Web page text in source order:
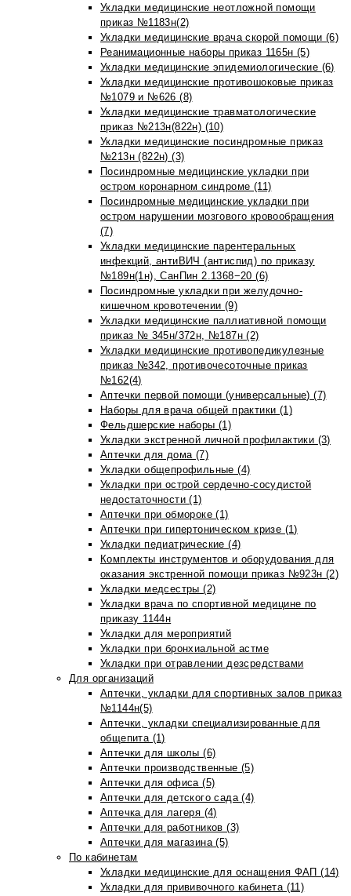
Укладки медицинские неотложной помощи
приказ №1183н(2)
Укладки медицинские врача скорой помощи (6)
Реанимационные наборы приказ 1165н (5)
Укладки медицинские эпидемиологические (6)
Укладки медицинские противошоковые приказ
№1079 и №626 (8)
Укладки медицинские травматологические
приказ №213н(822н) (10)
Укладки медицинские посиндромные приказ
№213н (822н) (3)
Посиндромные медицинские укладки при
остром коронарном синдроме (11)
Посиндромные медицинские укладки при
остром нарушении мозгового кровообращения
(7)
Укладки медицинские парентеральных
инфекций, антиВИЧ (антиспид) по приказу
№189н(1н), СанПин 2.1368−20 (6)
Посиндромные укладки при желудочно-
кишечном кровотечении (9)
Укладки медицинские паллиативной помощи
приказ № 345н/372н, №187н (2)
Укладки медицинские противопедикулезные
приказ №342, противочесоточные приказ
№162(4)
Аптечки первой помощи (универсальные) (7)
Наборы для врача общей практики (1)
Фельдшерские наборы (1)
Укладки экстренной личной профилактики (3)
Аптечки для дома (7)
Укладки общепрофильные (4)
Укладки при острой сердечно-сосудистой
недостаточности (1)
Аптечки при обмороке (1)
Аптечки при гипертоническом кризе (1)
Укладки педиатрические (4)
Комплекты инструментов и оборудования для
оказания экстренной помощи приказ №923н (2)
Укладки медсестры (2)
Укладки врача по спортивной медицине по
приказу 1144н
Укладки для мероприятий
Укладки при бронхиальной астме
Укладки при отравлении дезсредствами
Для организаций
Аптечки, укладки для спортивных залов приказ
№1144н(5)
Аптечки, укладки специализированные для
общепита (1)
Аптечки для школы (6)
Аптечки производственные (5)
Аптечки для офиса (5)
Аптечки для детского сада (4)
Аптечка для лагеря (4)
Аптечки для работников (3)
Аптечки для магазина (5)
По кабинетам
Укладки медицинские для оснащения ФАП (14)
Укладки для прививочного кабинета (11)